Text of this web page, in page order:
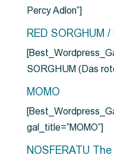
Percy Adlon”]
RED SORGHUM
SORGHUM (Das
MOMO
gal_title=”MOMO”]
NOSFERATU